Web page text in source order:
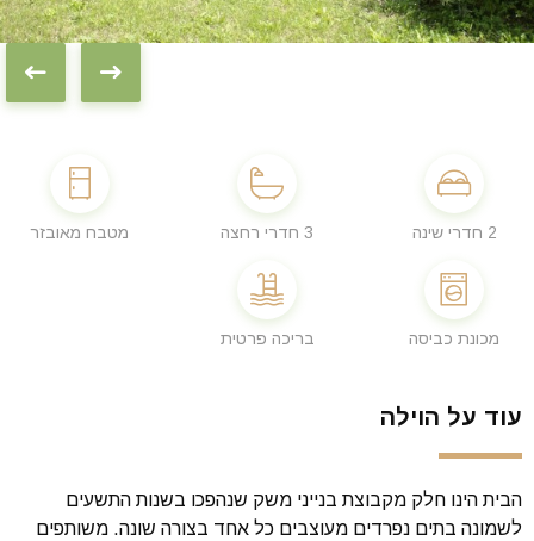
2 חדרי שינה 3 חדרי רחצה מטבח מאובזר
מכונת כביסה בריכה פרטית
עוד על הוילה
הבית הינו חלק מקבוצת בנייני משק שנהפכו בשנות התשעים
לשמונה בתים נפרדים מעוצבים כל אחד בצורה שונה. משותפים